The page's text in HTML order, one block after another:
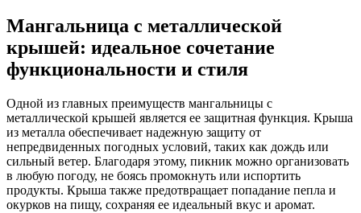
Мангальница с металлической
крышей: идеальное сочетание
функциональности и стиля
Одной из главных преимуществ мангальницы с
металлической крышей является ее защитная функция. Крыша
из металла обеспечивает надежную защиту от
непредвиденных погодных условий, таких как дождь или
сильный ветер. Благодаря этому, пикник можно организовать
в любую погоду, не боясь промокнуть или испортить
продукты. Крыша также предотвращает попадание пепла и
окурков на пищу, сохраняя ее идеальный вкус и аромат.